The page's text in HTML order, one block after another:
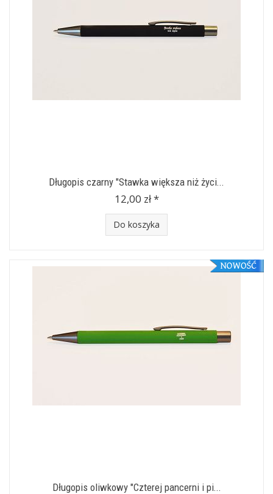
Długopis czarny "Stawka większa niż życi...
12,00 zł *
Do koszyka
Długopis oliwkowy "Czterej pancerni i pi...